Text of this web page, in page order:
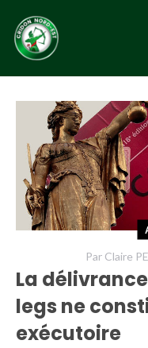
✕
INTERROGEZ-
NOUS
FORMEZ-
VOUS
INFORMEZ-
VOUS
LISEZ-NOUS
Par Claire
La
legs ne
exécutoire